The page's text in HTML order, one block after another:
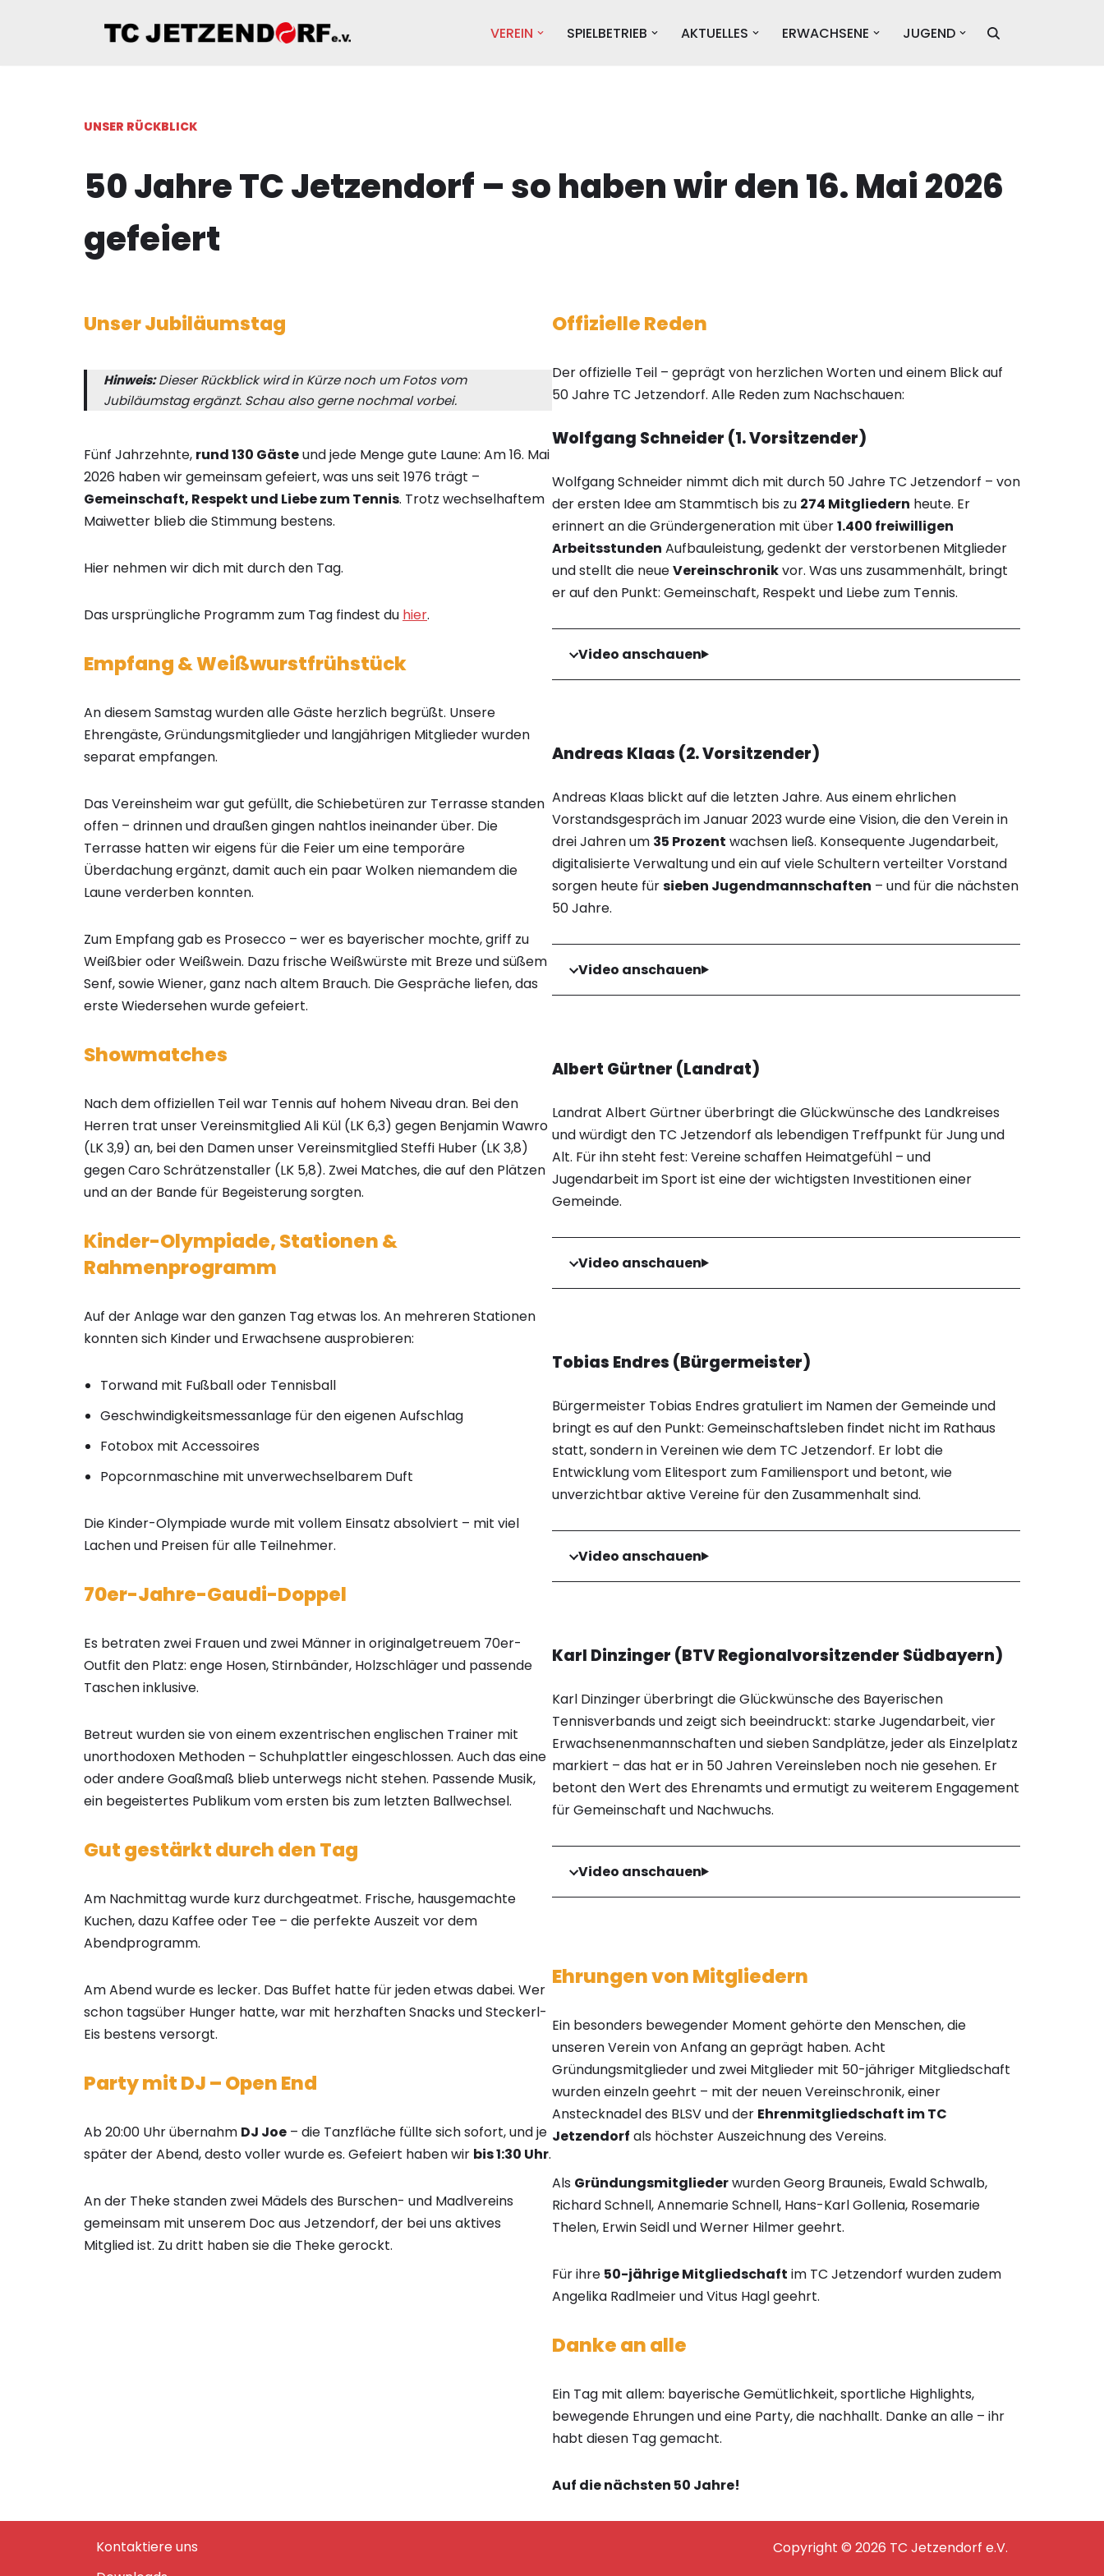
VEREIN SPIELBETRIEB AKTUELLES ERWACHSENE JUGEND
UNSER RÜCKBLICK
50 Jahre TC Jetzendorf – so haben wir den 16. Mai 2026
gefeiert
Unser Jubiläumstag
Hinweis:Dieser Rückblick wird in Kürze noch um Fotos vom
Jubiläumstag ergänzt. Schau also gerne nochmal vorbei.
Fünf Jahrzehnte, rund 130 Gästeund jede Menge gute Laune: Am 16. Mai
2026 haben wir gemeinsam gefeiert, was uns seit 1976 trägt –
Gemeinschaft, Respekt und Liebe zum Tennis. Trotz wechselhaftem
Maiwetter blieb die Stimmung bestens.
Hier nehmen wir dich mit durch den Tag.
Das ursprüngliche Programm zum Tag findest du hier.
Empfang & Weißwurstfrühstück
An diesem Samstag wurden alle Gäste herzlich begrüßt. Unsere
Ehrengäste, Gründungsmitglieder und langjährigen Mitglieder wurden
separat empfangen.
Das Vereinsheim war gut gefüllt, die Schiebetüren zur Terrasse standen
offen – drinnen und draußen gingen nahtlos ineinander über. Die
Terrasse hatten wir eigens für die Feier um eine temporäre
Überdachung ergänzt, damit auch ein paar Wolken niemandem die
Laune verderben konnten.
Zum Empfang gab es Prosecco – wer es bayerischer mochte, griff zu
Weißbier oder Weißwein. Dazu frische Weißwürste mit Breze und süßem
Senf, sowie Wiener, ganz nach altem Brauch. Die Gespräche liefen, das
erste Wiedersehen wurde gefeiert.
Showmatches
Nach dem offiziellen Teil war Tennis auf hohem Niveau dran. Bei den
Herren trat unser Vereinsmitglied Ali Kül (LK 6,3) gegen Benjamin Wawro
(LK 3,9) an, bei den Damen unser Vereinsmitglied Steffi Huber (LK 3,8)
gegen Caro Schrätzenstaller (LK 5,8). Zwei Matches, die auf den Plätzen
und an der Bande für Begeisterung sorgten.
Kinder-Olympiade, Stationen &
Rahmenprogramm
Auf der Anlage war den ganzen Tag etwas los. An mehreren Stationen
konnten sich Kinder und Erwachsene ausprobieren:
Torwand mit Fußball oder Tennisball
Geschwindigkeitsmessanlage für den eigenen Aufschlag
Fotobox mit Accessoires
Popcornmaschine mit unverwechselbarem Duft
Die Kinder-Olympiade wurde mit vollem Einsatz absolviert – mit viel
Lachen und Preisen für alle Teilnehmer.
70er-Jahre-Gaudi-Doppel
Es betraten zwei Frauen und zwei Männer in originalgetreuem 70er-
Outfit den Platz: enge Hosen, Stirnbänder, Holzschläger und passende
Taschen inklusive.
Betreut wurden sie von einem exzentrischen englischen Trainer mit
unorthodoxen Methoden – Schuhplattler eingeschlossen. Auch das eine
oder andere Goaßmaß blieb unterwegs nicht stehen. Passende Musik,
ein begeistertes Publikum vom ersten bis zum letzten Ballwechsel.
Gut gestärkt durch den Tag
Am Nachmittag wurde kurz durchgeatmet. Frische, hausgemachte
Kuchen, dazu Kaffee oder Tee – die perfekte Auszeit vor dem
Abendprogramm.
Am Abend wurde es lecker. Das Buffet hatte für jeden etwas dabei. Wer
schon tagsüber Hunger hatte, war mit herzhaften Snacks und Steckerl-
Eis bestens versorgt.
Party mit DJ – Open End
Ab 20:00 Uhr übernahm DJ Joe – die Tanzfläche füllte sich sofort, und je
später der Abend, desto voller wurde es. Gefeiert haben wir bis 1:30 Uhr.
An der Theke standen zwei Mädels des Burschen- und Madlvereins
gemeinsam mit unserem Doc aus Jetzendorf, der bei uns aktives
Mitglied ist. Zu dritt haben sie die Theke gerockt.
Offizielle Reden
Der offizielle Teil – geprägt von herzlichen Worten und einem Blick auf
50 Jahre TC Jetzendorf. Alle Reden zum Nachschauen:
Wolfgang Schneider (1. Vorsitzender)
Wolfgang Schneider nimmt dich mit durch 50 Jahre TC Jetzendorf – von
der ersten Idee am Stammtisch bis zu 274 Mitgliedern heute. Er
erinnert an die Gründergeneration mit über1.400 freiwilligen
Arbeitsstunden Aufbauleistung, gedenkt der verstorbenen Mitglieder
und stellt die neueVereinschronikvor. Was uns zusammenhält, bringt
er auf den Punkt: Gemeinschaft, Respekt und Liebe zum Tennis.
Video anschauen
Andreas Klaas (2. Vorsitzender)
Andreas Klaas blickt auf die letzten Jahre. Aus einem ehrlichen
Vorstandsgespräch im Januar 2023 wurde eine Vision, die den Verein in
drei Jahren um 35 Prozent wachsen ließ. Konsequente Jugendarbeit,
digitalisierte Verwaltung und ein auf viele Schultern verteilter Vorstand
sorgen heute fürsieben Jugendmannschaften – und für die nächsten
50 Jahre.
Video anschauen
Albert Gürtner (Landrat)
Landrat Albert Gürtner überbringt die Glückwünsche des Landkreises
und würdigt den TC Jetzendorf als lebendigen Treffpunkt für Jung und
Alt. Für ihn steht fest: Vereine schaffen Heimatgefühl – und
Jugendarbeit im Sport ist eine der wichtigsten Investitionen einer
Gemeinde.
Video anschauen
Tobias Endres (Bürgermeister)
Bürgermeister Tobias Endres gratuliert im Namen der Gemeinde und
bringt es auf den Punkt: Gemeinschaftsleben findet nicht im Rathaus
statt, sondern in Vereinen wie dem TC Jetzendorf. Er lobt die
Entwicklung vom Elitesport zum Familiensport und betont, wie
unverzichtbar aktive Vereine für den Zusammenhalt sind.
Video anschauen
Karl Dinzinger (BTV Regionalvorsitzender Südbayern)
Karl Dinzinger überbringt die Glückwünsche des Bayerischen
Tennisverbands und zeigt sich beeindruckt: starke Jugendarbeit, vier
Erwachsenenmannschaften und sieben Sandplätze, jeder als Einzelplatz
markiert – das hat er in 50 Jahren Vereinsleben noch nie gesehen. Er
betont den Wert des Ehrenamts und ermutigt zu weiterem Engagement
für Gemeinschaft und Nachwuchs.
Video anschauen
Ehrungen von Mitgliedern
Ein besonders bewegender Moment gehörte den Menschen, die
unseren Verein von Anfang an geprägt haben. Acht
Gründungsmitglieder und zwei Mitglieder mit 50-jähriger Mitgliedschaft
wurden einzeln geehrt – mit der neuen Vereinschronik, einer
Anstecknadel des BLSV und der Ehrenmitgliedschaft im TC
Jetzendorf als höchster Auszeichnung des Vereins.
Als Gründungsmitgliederwurden Georg Brauneis, Ewald Schwalb,
Richard Schnell, Annemarie Schnell, Hans-Karl Gollenia, Rosemarie
Thelen, Erwin Seidl und Werner Hilmer geehrt.
Für ihre 50-jährige Mitgliedschaft im TC Jetzendorf wurden zudem
Angelika Radlmeier und Vitus Hagl geehrt.
Danke an alle
Ein Tag mit allem: bayerische Gemütlichkeit, sportliche Highlights,
bewegende Ehrungen und eine Party, die nachhallt. Danke an alle – ihr
habt diesen Tag gemacht.
Auf die nächsten 50 Jahre!
Kontaktiere uns
Copyright © 2026 TC Jetzendorf e.V.